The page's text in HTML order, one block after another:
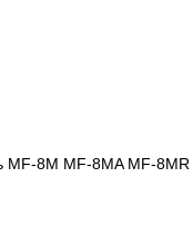
MF-8M MF-8MA MF-